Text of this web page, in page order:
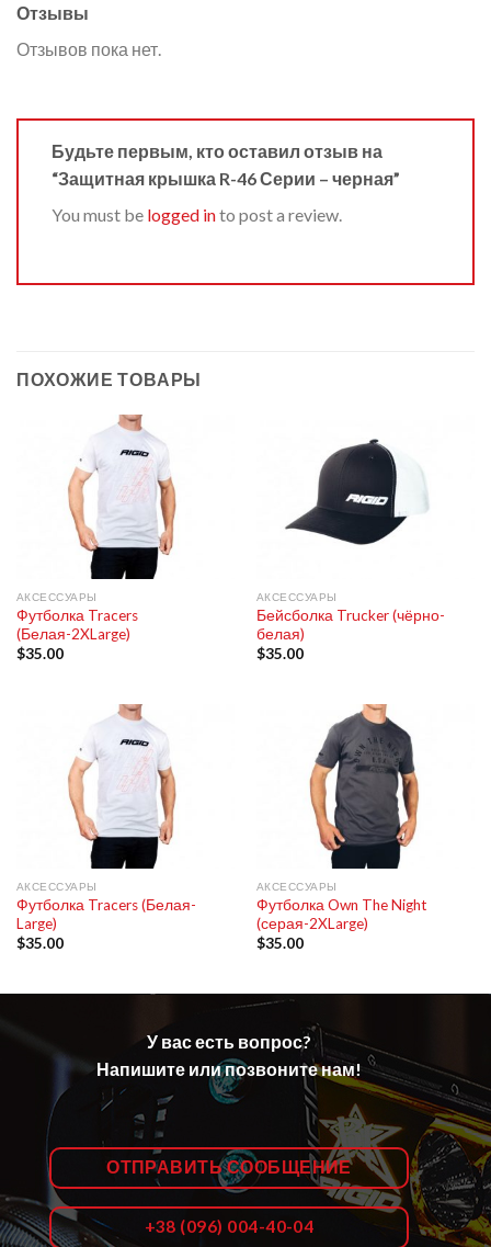
Отзывы
Отзывов пока нет.
Будьте первым, кто оставил отзыв на
“Защитная крышка R-46 Серии – черная”
You must be logged into post a review.
ПОХОЖИЕ ТОВАРЫ
АКСЕССУАРЫ
Футболка Tracers
(Белая-2XLarge)
$35.00
АКСЕССУАРЫ
Бейсболка Trucker (чёрно-
белая)
$35.00
АКСЕССУАРЫ
Футболка Tracers (Белая-
Large)
$35.00
АКСЕССУАРЫ
Футболка Own The Night
(серая-2XLarge)
$35.00
У вас есть вопрос?
Напишите или позвоните нам!
ОТПРАВИТЬ СООБЩЕНИЕ
+38 (096) 004-40-04